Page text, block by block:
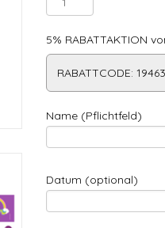
5% RABATTAKTION
RABATTCODE:
Name (Pflichtfeld)
Datum (optional)